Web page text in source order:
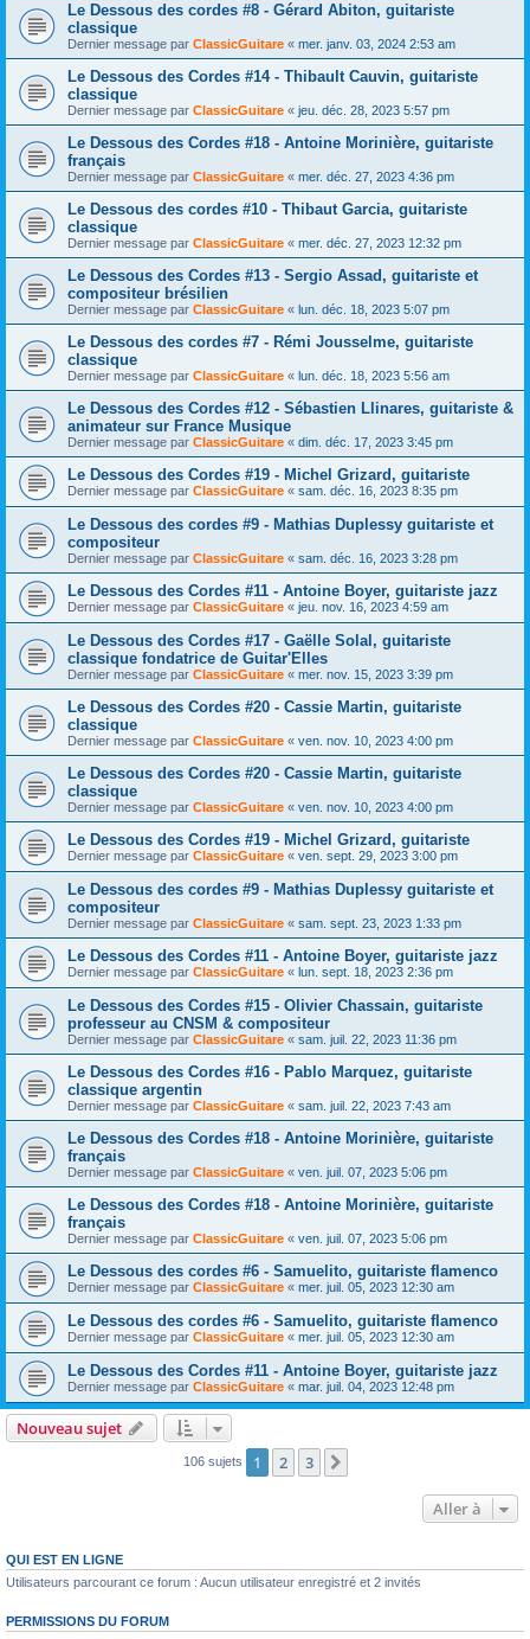
Le Dessous des cordes #8 - Gérard Abiton, guitariste
classique
Dernier message par ClassicGuitare « mer. janv. 03, 2024 2:53 am
Le Dessous des Cordes #14 - Thibault Cauvin, guitariste
classique
Dernier message par ClassicGuitare « jeu. déc. 28, 2023 5:57 pm
Le Dessous des Cordes #18 - Antoine Morinière, guitariste
français
Dernier message par ClassicGuitare « mer. déc. 27, 2023 4:36 pm
Le Dessous des cordes #10 - Thibaut Garcia, guitariste
classique
Dernier message par ClassicGuitare « mer. déc. 27, 2023 12:32 pm
Le Dessous des Cordes #13 - Sergio Assad, guitariste et
compositeur brésilien
Dernier message par ClassicGuitare « lun. déc. 18, 2023 5:07 pm
Le Dessous des cordes #7 - Rémi Jousselme, guitariste
classique
Dernier message par ClassicGuitare « lun. déc. 18, 2023 5:56 am
Le Dessous des Cordes #12 - Sébastien Llinares, guitariste &
animateur sur France Musique
Dernier message par ClassicGuitare « dim. déc. 17, 2023 3:45 pm
Le Dessous des Cordes #19 - Michel Grizard, guitariste
Dernier message par ClassicGuitare « sam. déc. 16, 2023 8:35 pm
Le Dessous des cordes #9 - Mathias Duplessy guitariste et
compositeur
Dernier message par ClassicGuitare « sam. déc. 16, 2023 3:28 pm
Le Dessous des Cordes #11 - Antoine Boyer, guitariste jazz
Dernier message par ClassicGuitare « jeu. nov. 16, 2023 4:59 am
Le Dessous des Cordes #17 - Gaëlle Solal, guitariste
classique fondatrice de Guitar'Elles
Dernier message par ClassicGuitare « mer. nov. 15, 2023 3:39 pm
Le Dessous des Cordes #20 - Cassie Martin, guitariste
classique
Dernier message par ClassicGuitare « ven. nov. 10, 2023 4:00 pm
Le Dessous des Cordes #20 - Cassie Martin, guitariste
classique
Dernier message par ClassicGuitare « ven. nov. 10, 2023 4:00 pm
Le Dessous des Cordes #19 - Michel Grizard, guitariste
Dernier message par ClassicGuitare « ven. sept. 29, 2023 3:00 pm
Le Dessous des cordes #9 - Mathias Duplessy guitariste et
compositeur
Dernier message par ClassicGuitare « sam. sept. 23, 2023 1:33 pm
Le Dessous des Cordes #11 - Antoine Boyer, guitariste jazz
Dernier message par ClassicGuitare « lun. sept. 18, 2023 2:36 pm
Le Dessous des Cordes #15 - Olivier Chassain, guitariste
professeur au CNSM & compositeur
Dernier message par ClassicGuitare « sam. juil. 22, 2023 11:36 pm
Le Dessous des Cordes #16 - Pablo Marquez, guitariste
classique argentin
Dernier message par ClassicGuitare « sam. juil. 22, 2023 7:43 am
Le Dessous des Cordes #18 - Antoine Morinière, guitariste
français
Dernier message par ClassicGuitare « ven. juil. 07, 2023 5:06 pm
Le Dessous des Cordes #18 - Antoine Morinière, guitariste
français
Dernier message par ClassicGuitare « ven. juil. 07, 2023 5:06 pm
Le Dessous des cordes #6 - Samuelito, guitariste flamenco
Dernier message par ClassicGuitare « mer. juil. 05, 2023 12:30 am
Le Dessous des cordes #6 - Samuelito, guitariste flamenco
Dernier message par ClassicGuitare « mer. juil. 05, 2023 12:30 am
Le Dessous des Cordes #11 - Antoine Boyer, guitariste jazz
Dernier message par ClassicGuitare « mar. juil. 04, 2023 12:48 pm
Nouveau sujet
106 sujets 1 2 3
Aller à
QUI EST EN LIGNE
Utilisateurs parcourant ce forum : Aucun utilisateur enregistré et 2 invités
PERMISSIONS DU FORUM